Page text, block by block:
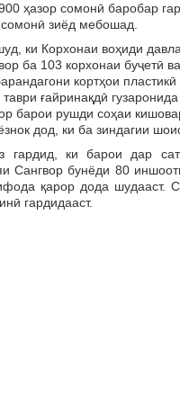
ҳазор сомонӣ баробар
зиёд мебошад.
ки Корхонаи воҳиди
ба 103 корхонаи буҷетӣ
кортҳои
ғайринақдӣ
барои рушди соҳаи
дод, ки ба зиндагии
гардид, ки барои дар
Сангвор бунёди 80
қарор дода шудааст.
гардидааст.